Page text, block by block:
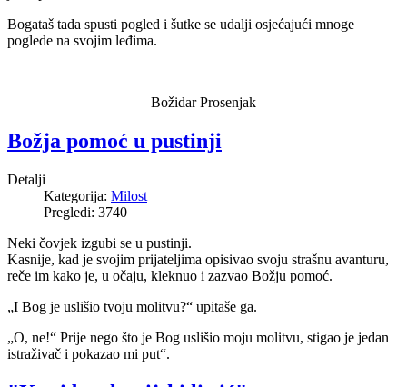
Bogataš tada spusti pogled i šutke se udalji osjećajući mnoge
poglede na svojim leđima.
Božidar Prosenjak
Božja pomoć u pustinji
Detalji
Kategorija: Milost
Pregledi: 3740
Neki čovjek izgubi se u pustinji.
Kasnije, kad je svojim prijateljima opisivao svoju strašnu avanturu,
reče im kako je, u očaju, kleknuo i zazvao Božju pomoć.
„I Bog je uslišio tvoju molitvu?“ upitaše ga.
„O, ne!“ Prije nego što je Bog uslišio moju molitvu, stigao je jedan
istraživač i pokazao mi put“.